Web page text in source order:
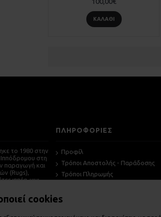
ΚΑΛΆΘΙ
το 1980 στην
στη
παραγωγή και
(Rugs),
ιππέα-μινι
ΠΛΗΡΟΦΟΡΙΕΣ
Προφίλ
Τρόποι Αποστολής - Παράδοσης
Τρόποι Πληρωμής
Επικοινωνήστε μαζί μας
cookies